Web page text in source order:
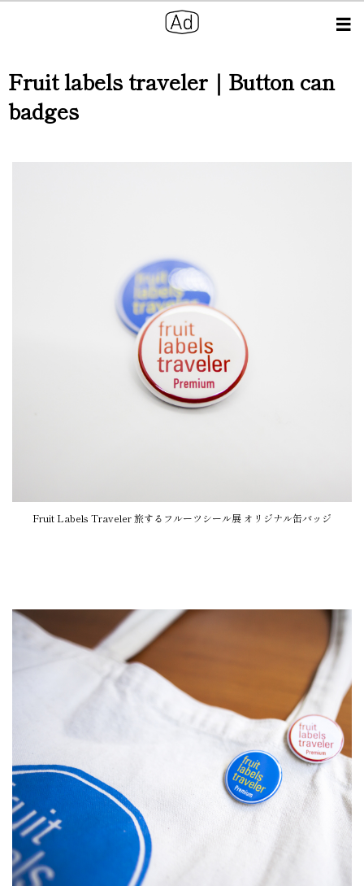
Fruit labels traveler｜Button can
badges
Fruit Labels Traveler 旅するフルーツシール展 オリジナル缶バッジ